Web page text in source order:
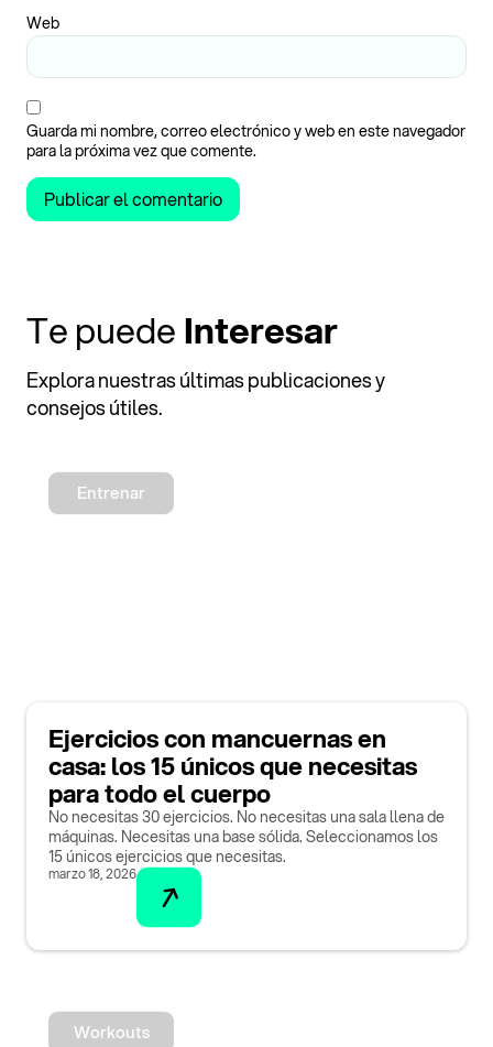
Web
Guarda mi nombre, correo electrónico y web en este navegador
para la próxima vez que comente.
Te puedeInteresar
Explora nuestras últimas publicaciones y
consejos útiles.
Entrenar
Ejercicios con mancuernas en
casa: los 15 únicos que necesitas
para todo el cuerpo
No necesitas 30 ejercicios. No necesitas una sala llena de
máquinas. Necesitas una base sólida. Seleccionamos los
15 únicos ejercicios que necesitas.
marzo 18, 2026
Workouts